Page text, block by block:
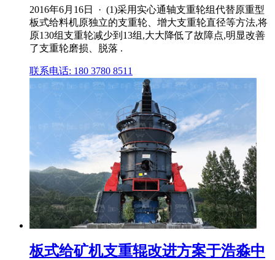
2016年6月16日 · (1)采用实心通轴支重轮组代替原重型
板式给料机原独立的支重轮、增大支重轮直径等方法,将
原130组支重轮减少到13组,大大降低了故障点,明显改善
了支重轮磨损、脱落 .
联系电话: 180 3780 8511
板式给矿机支重辊改进方案于浩淼中